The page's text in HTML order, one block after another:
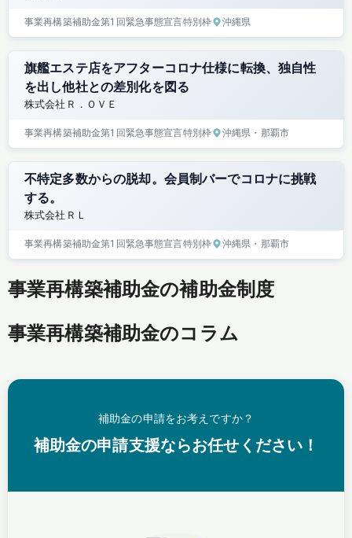
事業再構築補助金第1回緊急事態宣言特別枠 沖縄県
旗艦エステ店をアフターコロナ仕様に転換、独自性
を出し他社との差別化を図る
株式会社Ｒ．ＯＶＥ
事業再構築補助金第1回緊急事態宣言特別枠 沖縄県 ・那覇市
不特定多数からの脱却。会員制バーでコロナに挑戦
する。
株式会社ＲＬ
事業再構築補助金第1回緊急事態宣言特別枠 沖縄県 ・那覇市
事業再構築補助金の補助金制度
事業再構築補助金のコラム
補助金の申請をお考えですか？
補助金の申請支援ならお任せください！